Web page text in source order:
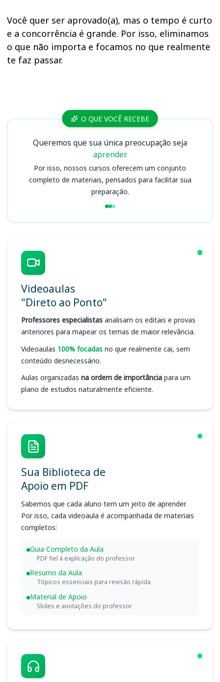
Você quer ser aprovado(a), mas o tempo é curto
e a concorrência é grande. Por isso, eliminamos
o que não importa e focamos no que realmente
te faz passar.
Cursos ISS SPO QUE VOCÊ RECEBE
Queremos que sua única preocupação seja
aprender.
Por isso, nossos cursos oferecem um conjunto
completo de materiais, pensados para facilitar sua
preparação.
Videoaulas
"Direto ao Ponto"
Professores especialistas analisam os editais e provas
anteriores para mapear os temas de maior relevância.
Videoaulas 100% focadas no que realmente cai, sem
conteúdo desnecessário.
Aulas organizadas na ordem de importância para um
plano de estudos naturalmente eficiente.
Sua Biblioteca de
Apoio em PDF
Sabemos que cada aluno tem um jeito de aprender.
Por isso, cada videoaula é acompanhada de materiais
completos:
Guia Completo da Aula
PDF fiel à explicação do professor
Resumo da Aula
Tópicos essenciais para revisão rápida
Material de Apoio
Slides e anotações do professor